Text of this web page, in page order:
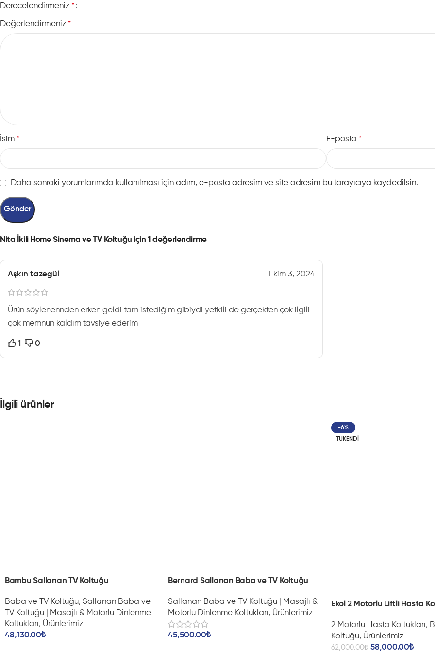
özelliktir. Kullanıcı, yan
pozisyonunu kolayca
mekanizma sayesinde
Duvara Yakın
Nita İkili’nin en pratik
Metalik Kontrol
Nita’nın yan panelinde
premium bir görünüm
değildir; ürünün tasarım
Nita İkili Home Sinema ve TV Koltuğu için 1 değerlendirme
Aşkın tazegül Ekim 3, 2024
Ürün söylenennden erken geldi tam istediğim gibiydi yetkili de gerçekten çok ilgili
çok memnun kaldım tavsiye ederim
1 0
Derecelendirmeniz *
Değerlendirmeniz *
İsim * E-posta *
Daha sonraki yorumlarımda kullanılması için adım, e-posta adresim ve site adresim bu tarayıcıya kaydedilsin.
İlgili ürünler
Bambu Sallanan TV Koltuğu
Baba ve TV Koltuğu, Sallanan Baba ve
TV Koltuğu | Masajlı & Motorlu Dinlenme
Koltukları, Ürünlerimiz
48,130.00₺
Bernard Sallanan Baba ve TV Koltuğu
Sallanan Baba ve TV Koltuğu | Masajlı &
Motorlu Dinlenme Koltukları, Ürünlerimiz
45,500.00₺
-6%
TÜKENDI
Ekol 2 Motorlu Liftli Hasta
2 Motorlu Hasta Koltukları,
Koltuğu, Ürünlerimiz
62,000.00₺ 58,000.00₺